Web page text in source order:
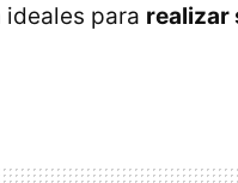
para realizar